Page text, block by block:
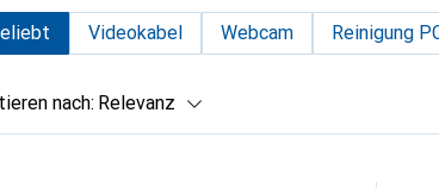
Videokabel Webcam Reinigung
nach: Relevanz